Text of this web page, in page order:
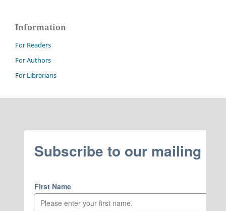
Information
For Readers
For Authors
For Librarians